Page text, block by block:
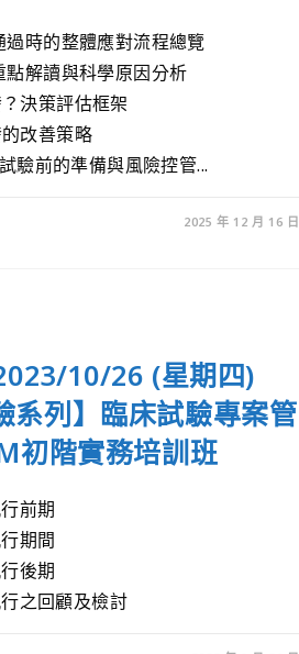
過時的整體應對流程總覽
點解讀與科學原因分析
決策評估框架
改善策略
驗前的準備與風險控管...
2025 年 12 月 16 日
10/26 (星期四)
系列】臨床試驗專案管
初階實務培訓班
前期
期間
後期
之回顧及檢討